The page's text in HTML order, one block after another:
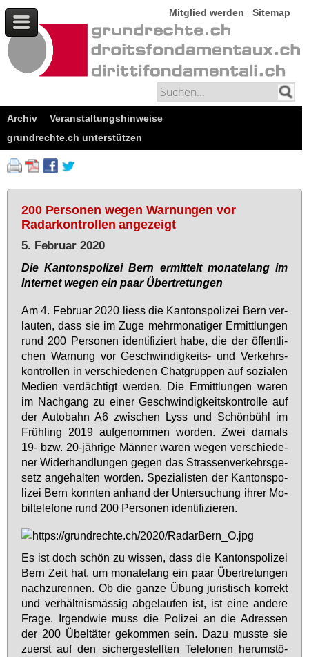
Mitglied werden Sitemap
Archiv
Veranstaltungshinweise
grundrechte.ch unterstützen
200 Personen wegen Warnungen vor
Radarkontrollen angezeigt
5. Februar 2020
Die Kan­tons­po­li­zei Bern er­mit­telt mo­na­te­lang im
In­ter­net we­gen ein paar Über­tre­tun­gen
Am 4. Fe­bru­ar 2020 liess die Kan­tons­po­li­zei Bern ver­
lau­ten, dass sie im Zu­ge mehr­mo­na­ti­ger Er­mitt­lun­gen
rund 200 Per­so­nen iden­ti­fi­ziert ha­be, die der öf­fent­li­
chen War­nung vor Ge­schwin­dig­keits- und Ver­kehrs­
kon­trol­len in ver­schie­de­nen Chat­grup­pen auf so­zia­len
Me­di­en ver­däch­tigt wer­den. Die Er­mitt­lun­gen wa­ren
im Nach­gang zu ei­ner Ge­schwin­dig­keits­kon­trol­le auf
der Au­to­bahn A6 zwi­schen Lyss und Schön­bühl im
Früh­ling 2019 auf­ge­nom­men wor­den. Zwei da­mals
19- bzw. 20-jäh­ri­ge Män­ner wa­ren we­gen ver­schie­de­
ner Wi­der­hand­lun­gen ge­gen das Stras­sen­ver­kehrs­ge­
setz an­ge­hal­ten wor­den. Spe­zia­lis­ten der Kan­tons­po­
li­zei Bern konn­ten an­hand der Un­ter­su­chung ih­rer Mo­
bil­te­le­fo­ne rund 200 Per­so­nen iden­ti­fi­zie­ren.
Es ist doch schön zu wis­sen, dass die Kan­tons­po­li­zei
Bern Zeit hat, um mo­na­te­lang ein paar Über­tre­tun­gen
nach­zu­ren­nen. Ob die gan­ze Übung ju­ris­tisch kor­rekt
und ver­hält­nis­mäs­sig ab­ge­lau­fen ist, ist ei­ne an­de­re
Fra­ge. Ir­gend­wie muss die Po­li­zei an die Adres­sen
der 200 Übel­tä­ter ge­kom­men sein. Da­zu muss­te sie
zu­erst auf den si­cher­ge­stell­ten Te­le­fo­nen her­um­stö­